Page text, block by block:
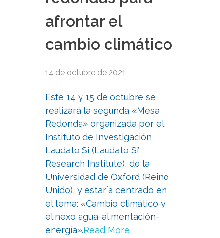
afrontar el
cambio climático
14 de octubre de 2021
Este 14 y 15 de octubre se
realizará la segunda «Mesa
Redonda» organizada por el
Instituto de Investigación
Laudato Si (Laudato Si’
Research Institute), de la
Universidad de Oxford (Reino
Unido), y estar´à centrado en
el tema: «Cambio climático y
el nexo agua-alimentación-
energía».Read More